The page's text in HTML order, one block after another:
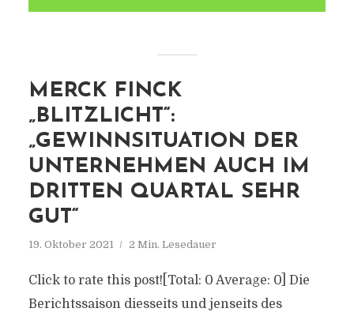
MERCK FINCK
„BLITZLICHT“:
„GEWINNSITUATION DER
UNTERNEHMEN AUCH IM
DRITTEN QUARTAL SEHR
GUT“
19. Oktober 2021 2 Min. Lesedauer
Click to rate this post![Total: 0 Average: 0] Die
Berichtssaison diesseits und jenseits des